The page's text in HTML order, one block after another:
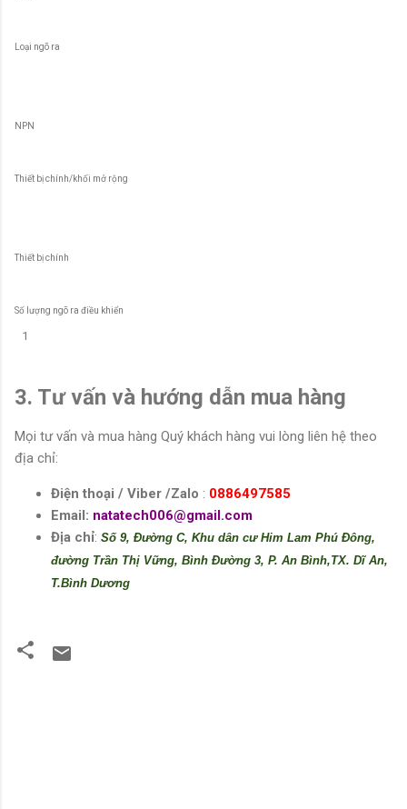
Loại ngõ ra
NPN
Thiết bị chính/khối mở rộng
Thiết bị chính
Số lượng ngõ ra điều khiển
1
3. Tư vấn và hướng dẫn mua hàng
Mọi tư vấn và mua hàng Quý khách hàng vui lòng liên hệ theo
địa chỉ:
Điện thoại / Viber /Zalo : 0886497585
Email: natatech006@gmail.com
Địa chỉ: Số 9, Đường C, Khu dân cư Him Lam Phú Đông,
đường Trần Thị Vững, Bình Đường 3, P. An Bình,TX. Dĩ An,
T.Bình Dương